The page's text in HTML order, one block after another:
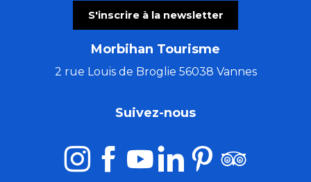
S'inscrire à la newsletter
Morbihan Tourisme
2 rue Louis de Broglie 56038 Vannes
Suivez-nous